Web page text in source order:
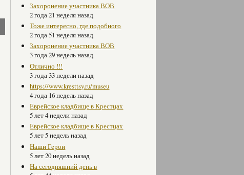
Захоронение участника ВОВ
2 года 21 неделя назад
Тоже интересно, где подобного
2 года 51 неделя назад
Захоронение участника ВОВ
3 года 29 недель назад
Отлично !!!
3 года 33 недели назад
https://www.kresttsy.ru/museu
4 года 16 недель назад
Еврейское кладбище в Крестцах
5 лет 4 недели назад
Еврейское кладбище в Крестцах
5 лет 5 недель назад
Наши Герои
5 лет 20 недель назад
На сегодняшний день в